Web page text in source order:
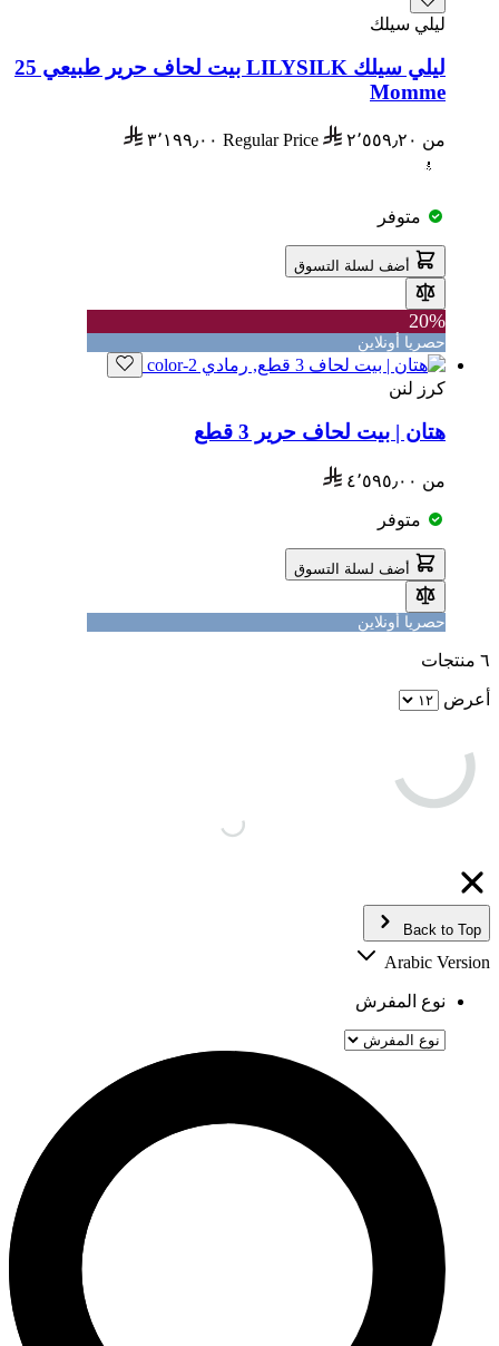
ليلي سيلك
ليلي سيلك LILYSILK بيت لحاف حرير طبيعي 25
Momme
من ٢٬٥٥٩٫٢٠ Regular Price ٣٬١٩٩٫٠٠
متوفر
أضف لسلة التسوق
20%
حصريا أونلاين
كرز لنن
هتان | بيت لحاف حرير 3 قطع
من ٤٬٥٩٥٫٠٠
متوفر
أضف لسلة التسوق
حصريا أونلاين
٦ منتجات
أعرض
Back to Top
Arabic Version
نوع المفرش